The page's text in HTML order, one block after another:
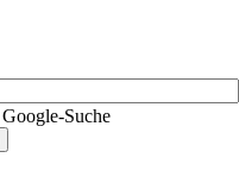
Google-Suche